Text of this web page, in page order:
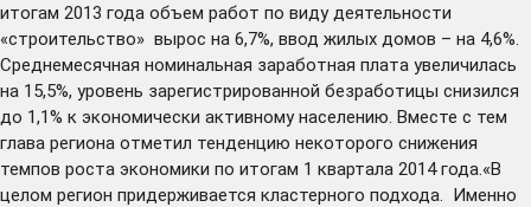
итогам 2013 года объем работ по виду деятельности
«строительство» вырос на 6,7%, ввод жилых домов – на 4,6%.
Среднемесячная номинальная заработная плата увеличилась
на 15,5%, уровень зарегистрированной безработицы снизился
до 1,1% к экономически активному населению. Вместе с тем
глава региона отметил тенденцию некоторого снижения
темпов роста экономики по итогам 1 квартала 2014 года.«В
целом регион придерживается кластерного подхода. Именно